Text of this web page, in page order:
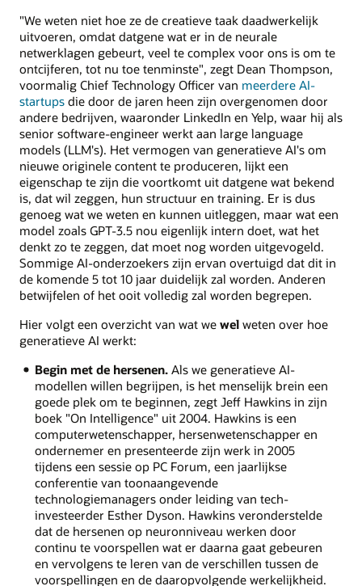
"We weten niet hoe ze de creatieve taak daadwerkelijk
uitvoeren, omdat datgene wat er in de neurale
netwerklagen gebeurt, veel te complex voor ons is om te
ontcijferen, tot nu toe tenminste", zegt Dean Thompson,
voormalig Chief Technology Officer van meerdere AI-
startups die door de jaren heen zijn overgenomen door
andere bedrijven, waaronder LinkedIn en Yelp, waar hij als
senior software-engineer werkt aan large language
models (LLM's). Het vermogen van generatieve AI's om
nieuwe originele content te produceren, lijkt een
eigenschap te zijn die voortkomt uit datgene wat bekend
is, dat wil zeggen, hun structuur en training. Er is dus
genoeg wat we weten en kunnen uitleggen, maar wat een
model zoals GPT-3.5 nou eigenlijk intern doet, wat het
denkt zo te zeggen, dat moet nog worden uitgevogeld.
Sommige AI-onderzoekers zijn ervan overtuigd dat dit in
de komende 5 tot 10 jaar duidelijk zal worden. Anderen
betwijfelen of het ooit volledig zal worden begrepen.
Hier volgt een overzicht van wat we wel weten over hoe
generatieve AI werkt:
Begin met de hersenen.Als we generatieve AI-
modellen willen begrijpen, is het menselijk brein een
goede plek om te beginnen, zegt Jeff Hawkins in zijn
boek "On Intelligence" uit 2004. Hawkins is een
computerwetenschapper, hersenwetenschapper en
ondernemer en presenteerde zijn werk in 2005
tijdens een sessie op PC Forum, een jaarlijkse
conferentie van toonaangevende
technologiemanagers onder leiding van tech-
investeerder Esther Dyson. Hawkins veronderstelde
dat de hersenen op neuronniveau werken door
continu te voorspellen wat er daarna gaat gebeuren
en vervolgens te leren van de verschillen tussen de
voorspellingen en de daaropvolgende werkelijkheid.